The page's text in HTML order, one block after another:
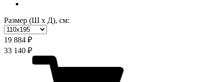
Размер (Ш х Д), см:
19 884 ₽
33 140 ₽